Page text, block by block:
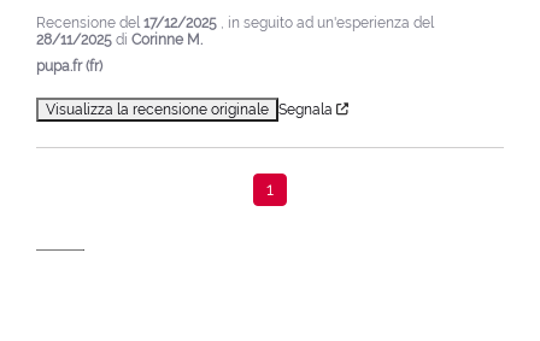
Recensione del 17/12/2025
, in seguito ad un'esperienza del
28/11/2025 di Corinne M.
pupa.fr (fr)
Visualizza la recensione originale Segnala
1